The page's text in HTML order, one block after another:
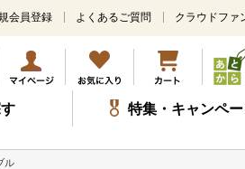
メ
ン
コ
ン
テ
ツ
会員登録 よくあるご質問 クラウドファ
特集・キャンペ
ル